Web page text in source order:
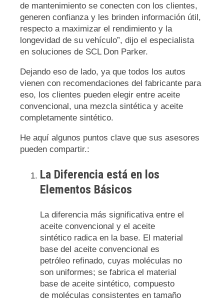
de mantenimiento se conecten con los clientes,
generen confianza y les brinden información útil,
respecto a maximizar el rendimiento y la
longevidad de su vehículo”, dijo el especialista
en soluciones de SCL Don Parker.
Dejando eso de lado, ya que todos los autos
vienen con recomendaciones del fabricante para
eso, los clientes pueden elegir entre aceite
convencional, una mezcla sintética y aceite
completamente sintético.
He aquí algunos puntos clave que sus asesores
pueden compartir.:
La Diferencia está en los
Elementos Básicos
La diferencia más significativa entre el
aceite convencional y el aceite
sintético radica en la base. El material
base del aceite convencional es
petróleo refinado, cuyas moléculas no
son uniformes; se fabrica el material
base de aceite sintético, compuesto
de moléculas consistentes en tamaño